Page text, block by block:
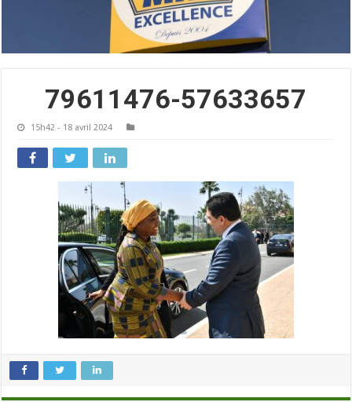
79611476-57633657
15h42 - 18 avril 2024